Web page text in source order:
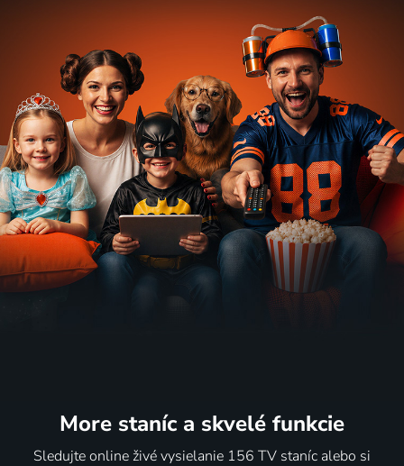
More staníc a skvelé funkcie
Sledujte online živé vysielanie 156 TV staníc alebo si